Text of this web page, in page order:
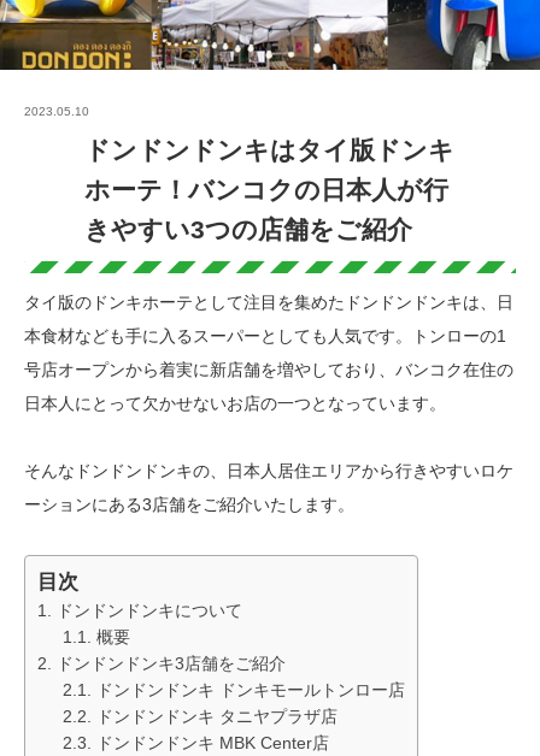
2023.05.10
ドンドンドンキはタイ版ドンキ
ホーテ！バンコクの日本人が行
きやすい3つの店舗をご紹介
タイ版のドンキホーテとして注目を集めたドンドンドンキは、日
本食材なども手に入るスーパーとしても人気です。トンローの1
号店オープンから着実に新店舗を増やしており、バンコク在住の
日本人にとって欠かせないお店の一つとなっています。
そんなドンドンドンキの、日本人居住エリアから行きやすいロケ
ーションにある3店舗をご紹介いたします。
目次
ドンドンドンキについて
概要
ドンドンドンキ3店舗をご紹介
ドンドンドンキ ドンキモールトンロー店
ドンドンドンキ タニヤプラザ店
ドンドンドンキ MBK Center店